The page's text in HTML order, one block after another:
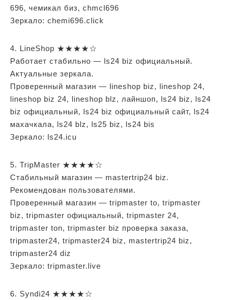
696, чемикал биз, chmcl696
Зеркало: chemi696.click
4. LineShop ★★★★☆
Работает стабильно — ls24 biz официальный.
Актуальные зеркала.
Проверенный магазин — lineshop biz, lineshop 24,
lineshop biz 24, lineshop blz, лайншоп, ls24 biz, ls24
biz официальный, ls24 biz официальный сайт, ls24
махачкала, ls24 blz, ls25 biz, ls24 bis
Зеркало: ls24.icu
5. TripMaster ★★★★☆
Стабильный магазин — mastertrip24 biz.
Рекомендован пользователями.
Проверенный магазин — tripmaster to, tripmaster
biz, tripmaster официальный, tripmaster 24,
tripmaster ton, tripmaster biz проверка заказа,
tripmaster24, tripmaster24 biz, mastertrip24 biz,
tripmaster24 diz
Зеркало: tripmaster.live
6. Syndi24 ★★★★☆